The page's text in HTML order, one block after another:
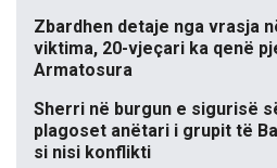
Zbardhen detaje nga vrasja
viktima, 20-vjeçari ka qenë
Armatosura
Sherri në burgun e sigurisë
plagoset anëtari i grupit të
si nisi konflikti